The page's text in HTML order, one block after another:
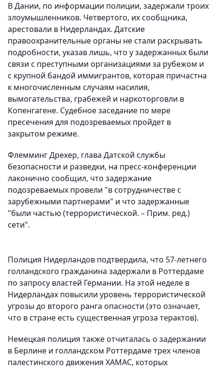
В Дании, по информации полиции, задержали троих
злоумышленников. Четвертого, их сообщника,
арестовали в Нидерландах. Датские
правоохранительные органы не стали раскрывать
подробности, указав лишь, что у задержанных были
связи с преступными организациями за рубежом и
с крупной бандой иммигрантов, которая причастна
к многочисленным случаям насилия,
вымогательства, грабежей и наркоторговли в
Копенгагене. Судебное заседание по мере
пресечения для подозреваемых пройдет в
закрытом режиме.
Флемминг Дрехер, глава Датской службы
безопасности и разведки, на пресс-конференции
лаконично сообщил, что задержание
подозреваемых провели "в сотрудничестве с
зарубежными партнерами" и что задержанные
"были частью (террористической. – Прим. ред.)
сети".
Полиция Нидерландов подтвердила, что 57-летнего
голландского гражданина задержали в Роттердаме
по запросу властей Германии. На этой неделе в
Нидерландах повысили уровень террористической
угрозы до второго ранга опасности (это означает,
что в стране есть существенная угроза терактов).
Немецкая полиция также отчиталась о задержании
в Берлине и голландском Роттердаме трех членов
палестинского движения ХАМАС, которых